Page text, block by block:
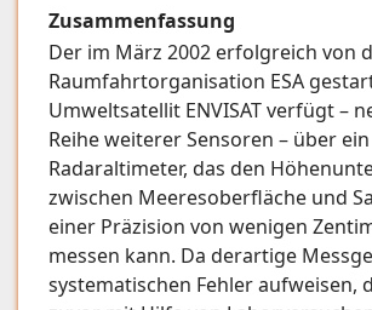
Zusammenfassung
Der im März 2002 erfolgreich von
Raumfahrtorganisation ESA
Umweltsatellit ENVISAT verfügt –
Reihe weiterer Sensoren – über ein
Radaraltimeter, das den
zwischen Meeresoberfläche und
einer Präzision von wenigen
messen kann. Da derartige
systematischen Fehler aufweisen,